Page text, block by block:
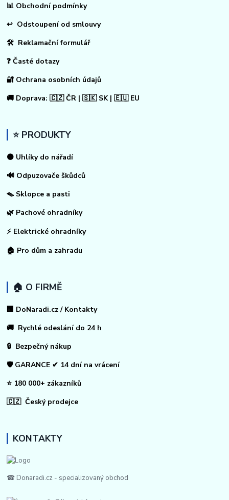
📊 Obchodní podmínky
↩ Odstoupení od smlouvy
🛠 Reklamační formulář
❓ Časté dotazy
🔐 Ochrana osobních údajů
🚚 Doprava: 🇨🇿 ČR | 🇸🇰 SK | 🇪🇺 EU
⭐ PRODUKTY
⚫ Uhlíky do nářadí
🔊 Odpuzovače škůdců
🪤 Sklopce a pasti
🌿 Pachové ohradníky
⚡ Elektrické ohradníky
🏠 Pro dům a zahradu
🏠 O FIRMĚ
🏢 DoNaradi.cz / Kontakty
🚚 Rychlé odeslání do 24 h
🔒 Bezpečný nákup
🛡️ GARANCE ✔ 14 dní na vrácení
⭐ 180 000+ zákazníků
🇨🇿 Český prodejce
KONTAKTY
☎ Donaradi.cz - specializovaný obchod